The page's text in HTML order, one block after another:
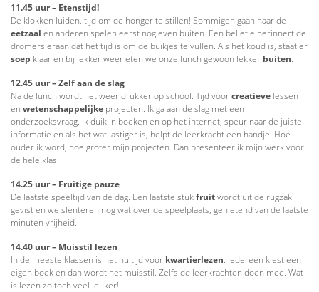
11.45 uur – Etenstijd!
De klokken luiden, tijd om de honger te stillen! Sommigen gaan naar de
eetzaal en anderen spelen eerst nog even buiten. Een belletje herinnert de
dromers eraan dat het tijd is om de buikjes te vullen. Als het koud is, staat er
soep klaar en bij lekker weer eten we onze lunch gewoon lekker buiten.
12.45 uur – Zelf aan de slag
Na de lunch wordt het weer drukker op school. Tijd voorcreatieve lessen
en wetenschappelijke projecten. Ik ga aan de slag met een
onderzoeksvraag. Ik duik in boeken en op het internet, speur naar de juiste
informatie en als het wat lastiger is, helpt de leerkracht een handje. Hoe
ouder ik word, hoe groter mijn projecten. Dan presenteer ik mijn werk voor
de hele klas!
14.25 uur – Fruitige pauze
De laatste speeltijd van de dag. Een laatste stukfruitwordt uit de rugzak
gevist en we slenteren nog wat over de speelplaats, genietend van de laatste
minuten vrijheid.
14.40 uur – Muisstil lezen
In de meeste klassen is het nu tijd voor kwartierlezen. Iedereen kiest een
eigen boek en dan wordt het muisstil. Zelfs de leerkrachten doen mee. Wat
is lezen zo toch veel leuker!